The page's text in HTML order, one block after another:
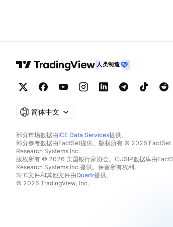
人类制造
简体中文
部分市场数据由ICE Data Services提供。
部分参考数据由FactSet提供。版权所有 © 2026 FactSet
Research Systems Inc.
版权所有 © 2026 美国银行家协会。CUSIP数据库由
Research Systems Inc.提供。保留所有权利。
SEC文件和其他文件由Quartr提供。
© 2026 TradingView, Inc.